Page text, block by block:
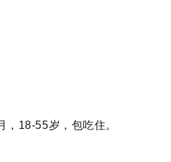
18-55岁，包吃住。